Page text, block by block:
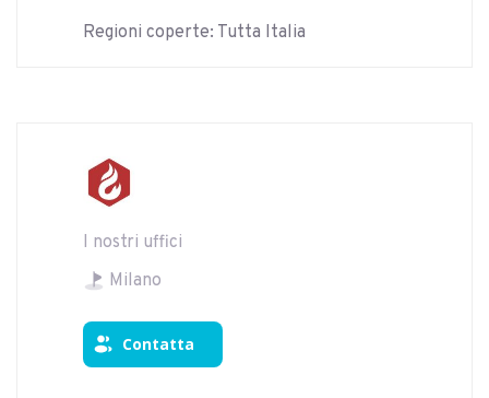
Regioni coperte: Tutta Italia
I nostri uffici
Milano
Contatta